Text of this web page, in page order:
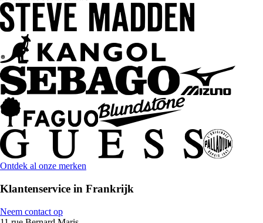
Ontdek al onze merken
Klantenservice in Frankrijk
Neem contact op